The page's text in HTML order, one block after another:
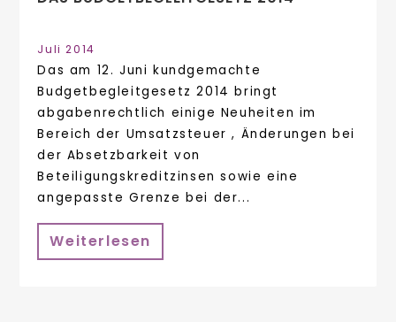
Juli 2014
Das am 12. Juni kundgemachte
Budgetbegleitgesetz 2014 bringt
abgabenrechtlich einige Neuheiten im
Bereich der Umsatzsteuer , Änderungen bei
der Absetzbarkeit von
Beteiligungskreditzinsen sowie eine
angepasste Grenze bei der...
Weiterlesen